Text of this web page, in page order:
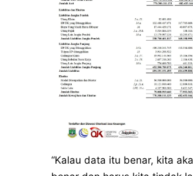
“Kalau data itu benar, kita